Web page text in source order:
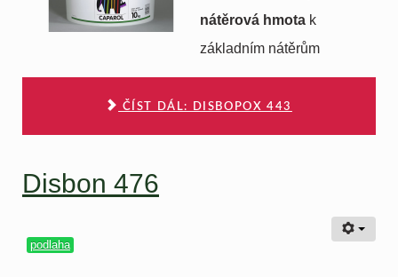
nátěrová hmota k
základním nátěrům
ČÍST DÁL: DISBOPOX 443
Disbon 476
podlaha